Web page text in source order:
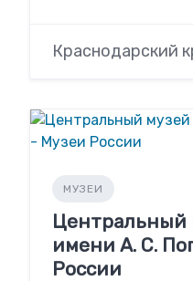
Краснодарский
МУЗЕИ
Центральный
имени А. С.
России